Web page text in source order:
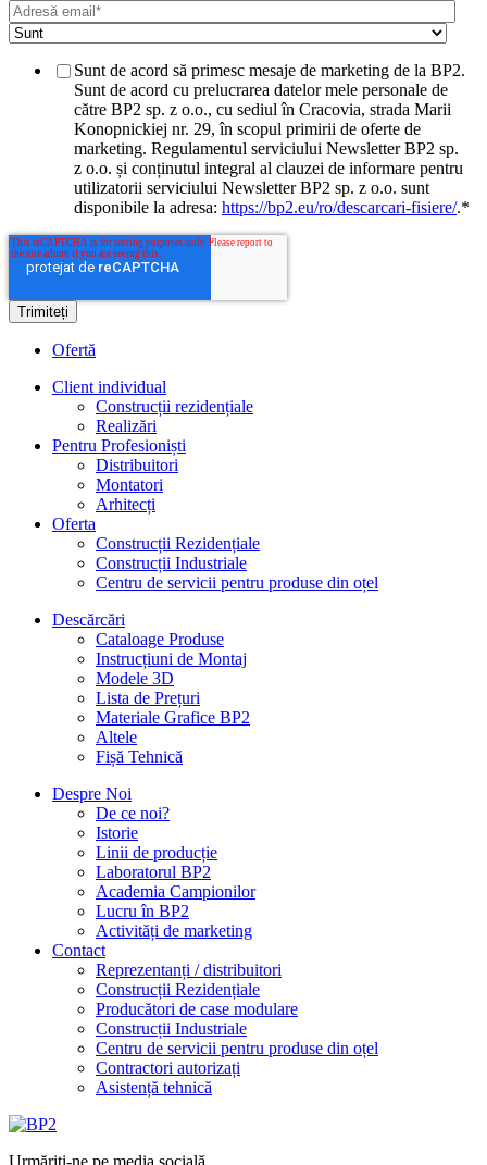
Sunt de acord să primesc mesaje de marketing de la BP2.
Sunt de acord cu prelucrarea datelor mele personale de
către BP2 sp. z o.o., cu sediul în Cracovia, strada Marii
Konopnickiej nr. 29, în scopul primirii de oferte de
marketing. Regulamentul serviciului Newsletter BP2 sp.
z o.o. și conținutul integral al clauzei de informare pentru
utilizatorii serviciului Newsletter BP2 sp. z o.o. sunt
disponibile la adresa: https://bp2.eu/ro/descarcari-fisiere/.*
Ofertă
Client individual
Construcții rezidențiale
Realizări
Pentru Profesioniști
Distribuitori
Montatori
Arhitecți
Oferta
Construcții Rezidențiale
Construcții Industriale
Centru de servicii pentru produse din oțel
Descărcări
Cataloage Produse
Instrucțiuni de Montaj
Modele 3D
Lista de Prețuri
Materiale Grafice BP2
Altele
Fișă Tehnică
Despre Noi
De ce noi?
Istorie
Linii de producție
Laboratorul BP2
Academia Campionilor
Lucru în BP2
Activități de marketing
Contact
Reprezentanți / distribuitori
Construcții Rezidențiale
Producători de case modulare
Construcții Industriale
Centru de servicii pentru produse din oțel
Contractori autorizați
Asistență tehnică
Urmăriți-ne pe media socială